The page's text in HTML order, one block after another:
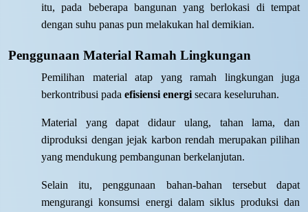
itu, pada beberapa bangunan yang berlokasi di tempat
dengan suhu panas pun melakukan hal demikian.
Penggunaan Material Ramah Lingkungan
Pemilihan material atap yang ramah lingkungan juga
berkontribusi pada efisiensi energi secara keseluruhan.
Material yang dapat didaur ulang, tahan lama, dan
diproduksi dengan jejak karbon rendah merupakan pilihan
yang mendukung pembangunan berkelanjutan.
Selain itu, penggunaan bahan-bahan tersebut dapat
mengurangi konsumsi energi dalam siklus produksi dan